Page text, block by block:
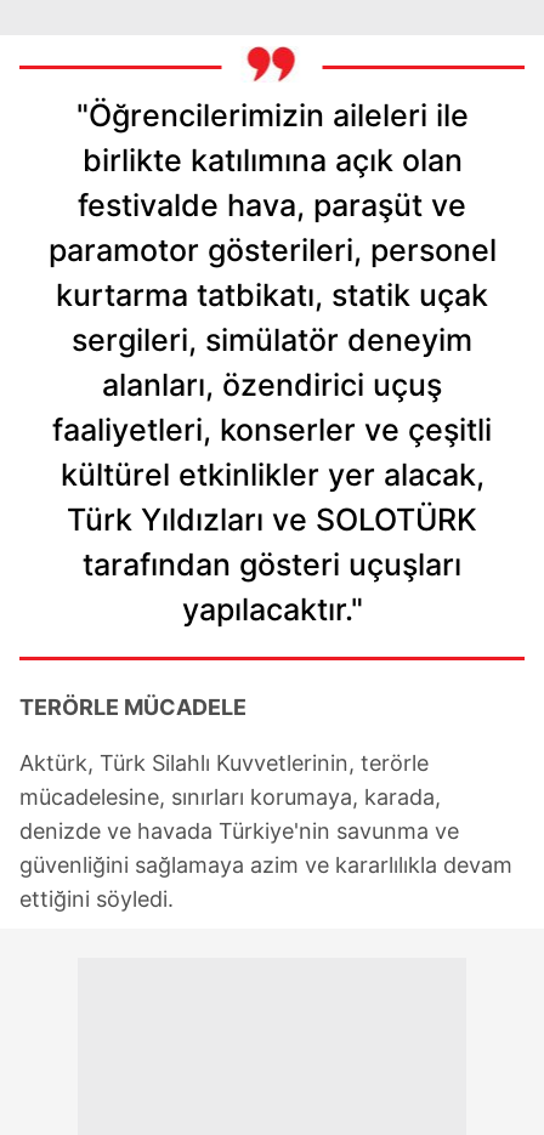
"Öğrencilerimizin aileleri ile
birlikte katılımına açık olan
festivalde hava, paraşüt ve
paramotor gösterileri, personel
kurtarma tatbikatı, statik uçak
sergileri, simülatör deneyim
alanları, özendirici uçuş
faaliyetleri, konserler ve çeşitli
kültürel etkinlikler yer alacak,
Türk Yıldızları ve SOLOTÜRK
tarafından gösteri uçuşları
yapılacaktır."
TERÖRLE MÜCADELE
Aktürk, Türk Silahlı Kuvvetlerinin, terörle
mücadelesine, sınırları korumaya, karada,
denizde ve havada Türkiye'nin savunma ve
güvenliğini sağlamaya azim ve kararlılıkla devam
ettiğini söyledi.